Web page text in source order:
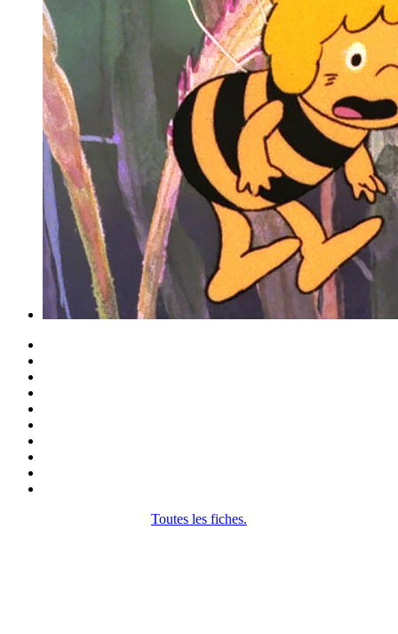
Toutes les fiches.